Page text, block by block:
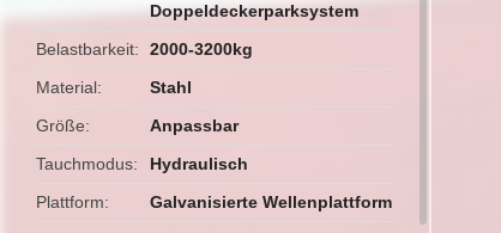
Doppeldeckerparksystem
Belastbarkeit
2000-3200kg
Material
Stahl
Größe
Anpassbar
Tauchmodus
Hydraulisch
Plattform
Galvanisierte Wellenplattform